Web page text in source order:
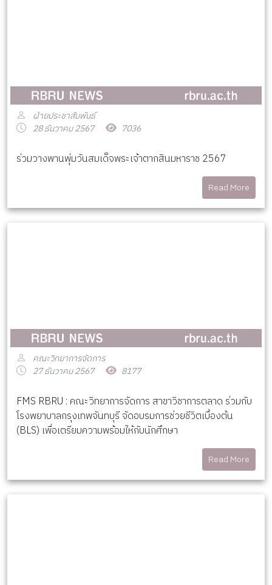
ฝ่ายประชาสัมพันธ์
28 ธันวาคม 2567
7036
ร่วมวางพานพุ่มวันสมเด็จพระเจ้าตากสินมหาราช 2567
Read More
คณะวิทยาการจัดการ
27 ธันวาคม 2567
8177
FMS RBRU : คณะวิทยาการจัดการ สาขาวิชาการตลาด ร่วมกับ
โรงพยาบาลกรุงเทพจันทบุรี จัดอบรมการช่วยชีวิตเบื้องต้น
(BLS) เพื่อเตรียมความพร้อมให้กับนักศึกษา
Read More